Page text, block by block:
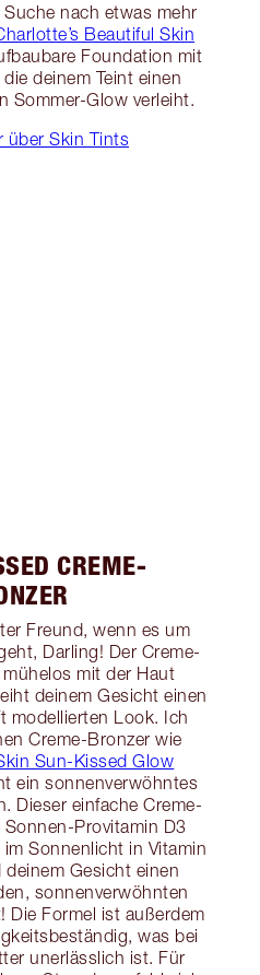
Suche nach etwas mehr
Beautiful Skin
Foundation mit
deinem Teint einen
Sommer-Glow verleiht.
über Skin Tints
CREME-
Freund, wenn es um
Darling! Der Creme-
mit der Haut
deinem Gesicht einen
modellierten Look. Ich
Creme-Bronzer wie
Sun-Kissed Glow
ein sonnenverwöhntes
Dieser einfache Creme-
Provitamin D3
Sonnenlicht in Vitamin
Gesicht einen
sonnenverwöhnten
Die Formel ist außerdem
was bei
unerlässlich ist. Für